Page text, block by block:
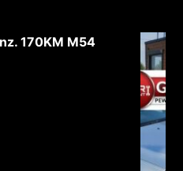
170KM M54